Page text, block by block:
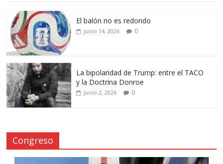
El balón no es redondo
junio 14, 2026 0
La bipolaridad de Trump: entre el TACO
y la Doctrina Donroe
junio 2, 2026 0
Congreso